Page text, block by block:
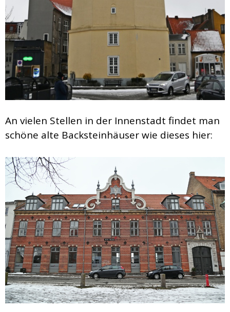
An vielen Stellen in der Innenstadt findet man
schöne alte Backsteinhäuser wie dieses hier: